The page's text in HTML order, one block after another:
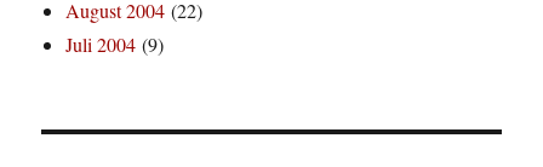
August 2004 (22)
Juli 2004 (9)